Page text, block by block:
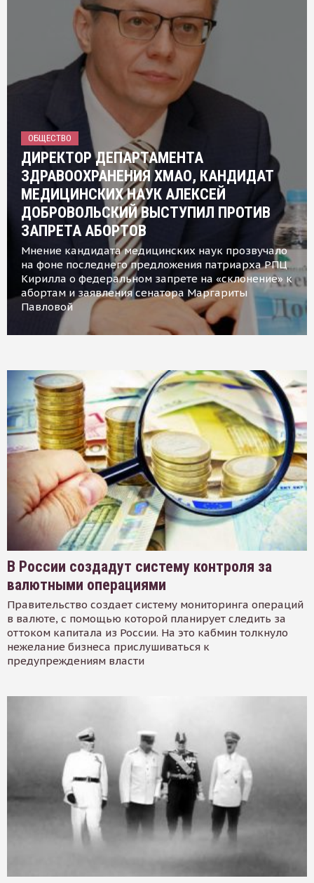
ОБЩЕСТВО
ДИРЕКТОР ДЕПАРТАМЕНТА
ЗДРАВООХРАНЕНИЯ ХМАО, КАНДИДАТ
МЕДИЦИНСКИХ НАУК АЛЕКСЕЙ
ДОБРОВОЛЬСКИЙ ВЫСТУПИЛ ПРОТИВ
ЗАПРЕТА АБОРТОВ
Мнение кандидата медицинских наук прозвучало
на фоне последнего предложения патриарха РПЦ
Кирилла о федеральном запрете на «склонение» к
абортам и заявления сенатора Маргариты
Павловой
В России создадут систему контроля за
валютными операциями
Правительство создает систему мониторинга операций
в валюте, с помощью которой планирует следить за
оттоком капитала из России. На это кабмин толкнуло
нежелание бизнеса прислушиваться к
предупреждениям власти